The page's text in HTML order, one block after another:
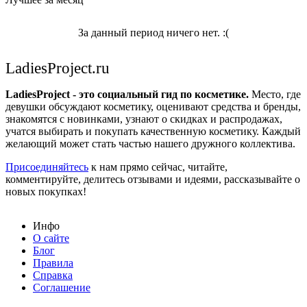
За данный период ничего нет. :(
LadiesProject.ru
LadiesProject - это социальный гид по косметике. Место, где
девушки обсуждают косметику, оценивают средства и бренды,
знакомятся с новинками, узнают о скидках и распродажах,
учатся выбирать и покупать качественную косметику. Каждый
желающий может стать частью нашего дружного коллектива.
Присоединяйтесь к нам прямо сейчас, читайте,
комментируйте, делитесь отзывами и идеями, рассказывайте о
новых покупках!
Инфо
О сайте
Блог
Правила
Справка
Соглашение